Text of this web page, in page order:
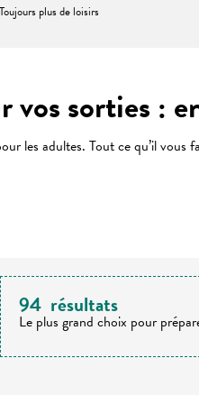
Toujours plus de loisirs
vos sorties :
les adultes. Tout ce qu’il vous
aux favoris
94 résultats
Le plus grand choix pour